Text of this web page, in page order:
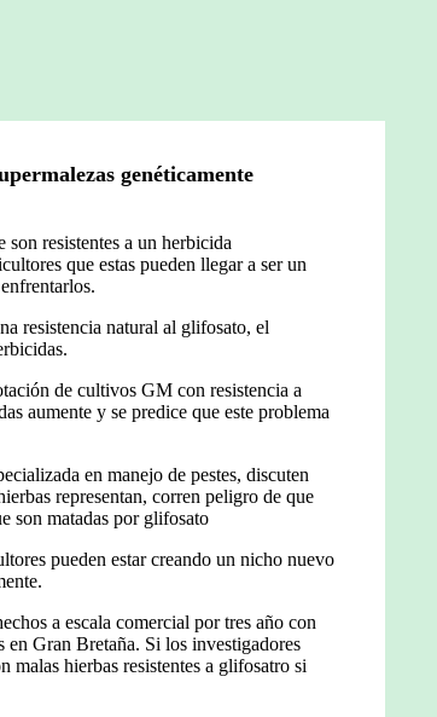
genéticamente
resistentes a un herbicida
que estas pueden llegar a ser un
resistencia natural al glifosato, el
de cultivos GM con resistencia a
aumente y se predice que este problema
en manejo de pestes, discuten
representan, corren peligro de que
son matadas por glifosato
pueden estar creando un nicho nuevo
a escala comercial por tres año con
en Gran Bretaña. Si los investigadores
malas hierbas resistentes a glifosatro si